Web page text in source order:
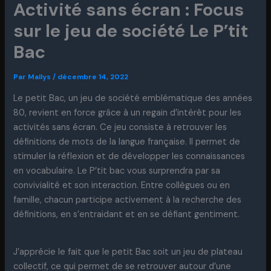
Activité sans écran : Focus
sur le jeu de société Le P’tit
Bac
Par Mallys/ décembre 14, 2022
Le petit Bac, un jeu de société emblématique des années
80, revient en force grâce à un regain d’intérêt pour les
activités sans écran. Ce jeu consiste à retrouver les
définitions de mots de la langue française. Il permet de
stimuler la réflexion et de développer les connaissances
en vocabulaire. Le P’tit bac vous surprendra par sa
convivialité et son interaction. Entre collègues ou en
famille, chacun participe activement à la recherche des
définitions, en s’entraidant et en se défiant gentiment.
J’apprécie le fait que le petit Bac soit un jeu de plateau
collectif, ce qui permet de se retrouver autour d’une